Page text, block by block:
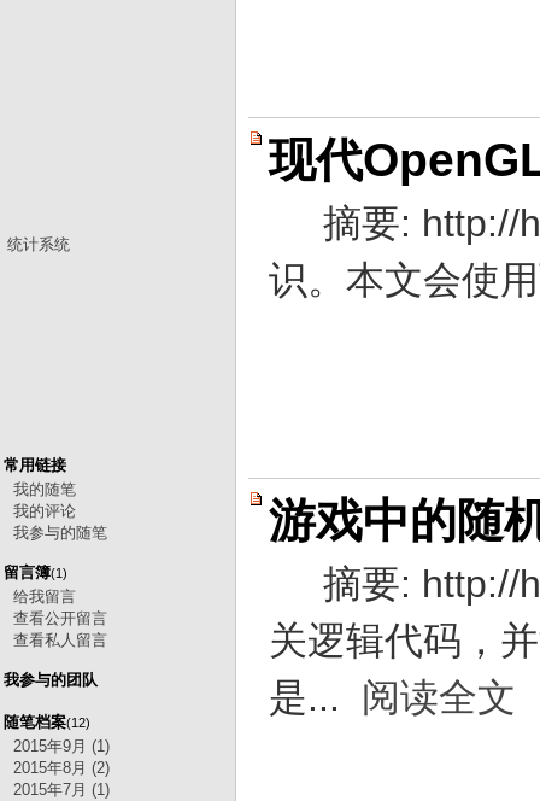
统计系统
常用链接
我的随笔
我的评论
我参与的随笔
留言簿(1)
给我留言
查看公开留言
查看私人留言
我参与的团队
随笔档案(12)
2015年9月 (1)
2015年8月 (2)
2015年7月 (1)
现代
摘要: http://
识。本文会使
游戏中的随
摘要: http://
关逻辑代码，
是... 阅读全文